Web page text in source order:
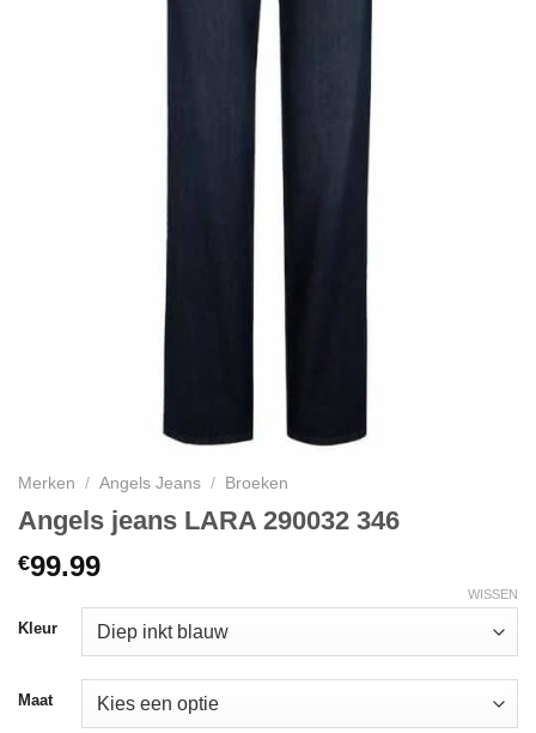
Merken / Angels Jeans / Broeken
Angels jeans LARA 290032 346
€99.99
Kleur
Maat
WISSEN